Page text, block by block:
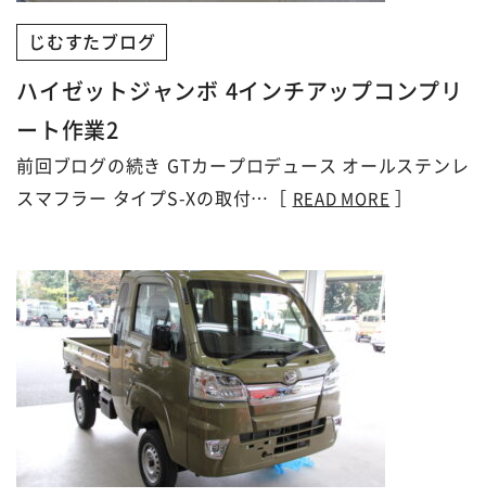
じむすたブログ
ハイゼットジャンボ 4インチアップコンプリ
ート作業2
前回ブログの続き GTカープロデュース オールステンレ
スマフラー タイプS-Xの取付…［
READ MORE